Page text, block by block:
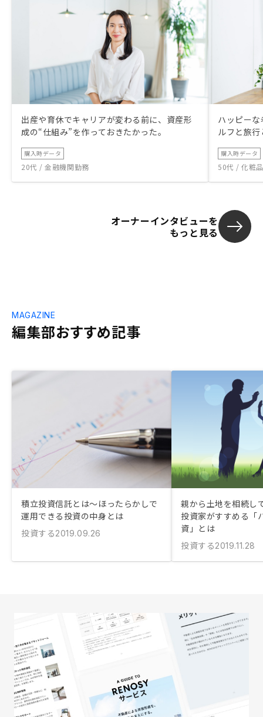
出産や育休でキャリアが変わる前に、資産形
成の“仕組み”を作っておきたかった。
購入時データ
20代 / 金融機関勤務
ハッピー
ルフと旅
購入時データ
50代 / 化粧
オーナーインタビューを
もっと見る
編集部おすすめ記事
MAGAZINE
積立投資信託とは〜ほったらかしで
運用できる投資の中身とは
投資する2019.09.26
親から土地を相続し
投資家がすすめる「
資」とは
投資する2019.11.28